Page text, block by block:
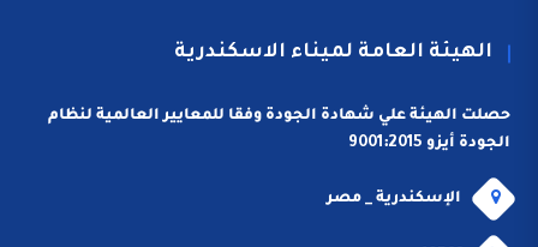
الهيئة العامة لميناء الاسكندرية
حصلت الهيئة علي شهادة الجودة وفقا للمعايير العالمية لنظام
الجودة أيزو 9001:2015
الإسكندرية _ مصر